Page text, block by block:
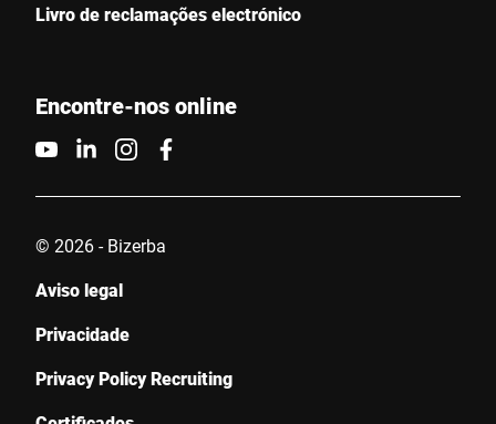
Livro de reclamações electrónico
Encontre-nos online
© 2026 - Bizerba
Aviso legal
Privacidade
Privacy Policy Recruiting